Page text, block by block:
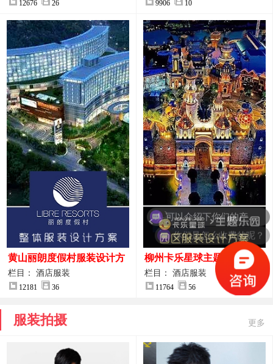
12676 26 9906 10
黄山丽朗度假村服装设计方
案
栏目： 酒店服装
12181 36
柳州卡乐星球主题乐园园区
服装设计方案
栏目： 酒店服装
11764 56
服装拍摄 更多
你们是怎么收费的呢？